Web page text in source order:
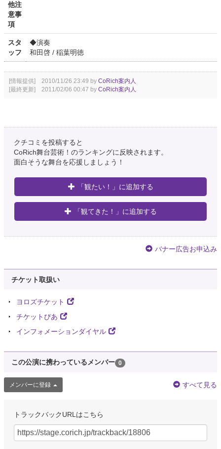
他注
意事
項
スタ
ッフ
◆演奏
和田啓 / 稲葉明徳
[情報提供] 2010/11/26 23:49 by CoRich案内人
[最終更新] 2011/02/06 00:47 by CoRich案内人
クチコミを投稿すると
CoRich舞台芸術！のランキングに反映されます。
面白そうな舞台を応援しましょう！
「観たい！」に追加する
「観てきた！」に追加する
バナー広告お申込み
チケット取扱い
ヨロズチケット
チケットぴあ
インフォメーションダイヤル
この公演に携わっているメンバー 0
メンバーに登録 すべて見る
トラックバックURLはこちら